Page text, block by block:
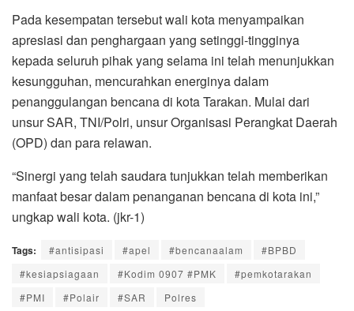
Pada kesempatan tersebut wali kota menyampaikan
apresiasi dan penghargaan yang setinggi-tingginya
kepada seluruh pihak yang selama ini telah menunjukkan
kesungguhan, mencurahkan energinya dalam
penanggulangan bencana di kota Tarakan. Mulai dari
unsur SAR, TNI/Polri, unsur Organisasi Perangkat Daerah
(OPD) dan para relawan.
“Sinergi yang telah saudara tunjukkan telah memberikan
manfaat besar dalam penanganan bencana di kota ini,”
ungkap wali kota. (jkr-1)
Tags: #antisipasi #apel #bencanaalam
#BPBD
#kesiapsiagaan
#Kodim 0907 #PMK
#pemkotarakan
#PMI
#Polair #SAR Polres